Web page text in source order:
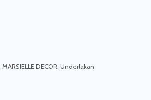
MARSIELLE DECOR Underlakan